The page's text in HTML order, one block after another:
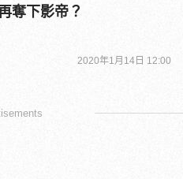
奪下影帝？
2020年1月14日 12:00